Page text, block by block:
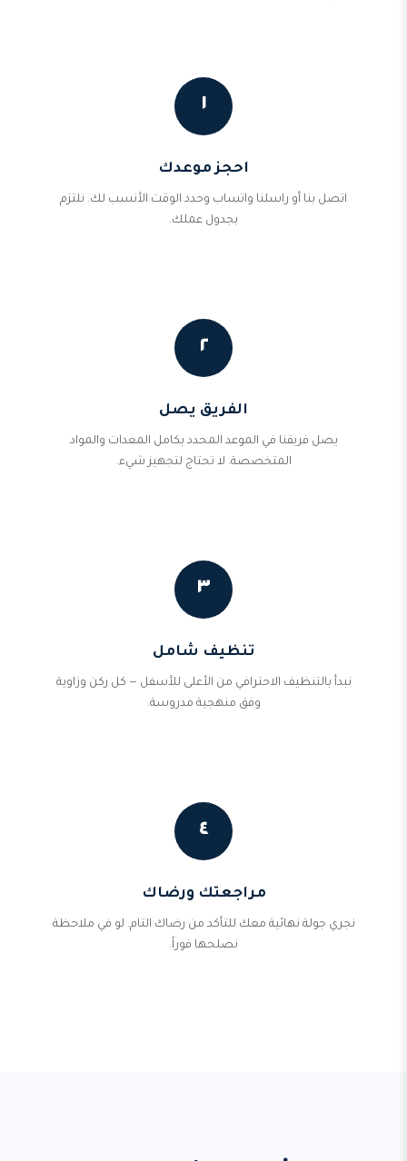
١
احجز موعدك
اتصل بنا أو راسلنا واتساب وحدد الوقت الأنسب لك. نلتزم
بجدول عملك.
٢
الفريق يصل
يصل فريقنا في الموعد المحدد بكامل المعدات والمواد
المتخصصة. لا تحتاج لتجهيز شيء.
٣
تنظيف شامل
نبدأ بالتنظيف الاحترافي من الأعلى للأسفل — كل ركن وزاوية
وفق منهجية مدروسة.
٤
مراجعتك ورضاك
نجري جولة نهائية معك للتأكد من رضاك التام. لو في ملاحظة
نصلحها فوراً.